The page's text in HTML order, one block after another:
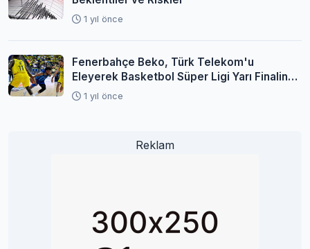
1 yıl önce
Fenerbahçe Beko, Türk Telekom'u
Eleyerek Basketbol Süper Ligi Yarı Finaline
Yükseldi
1 yıl önce
Reklam